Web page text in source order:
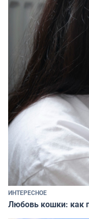
ИНТЕРЕСНОЕ
Любовь кошки: как